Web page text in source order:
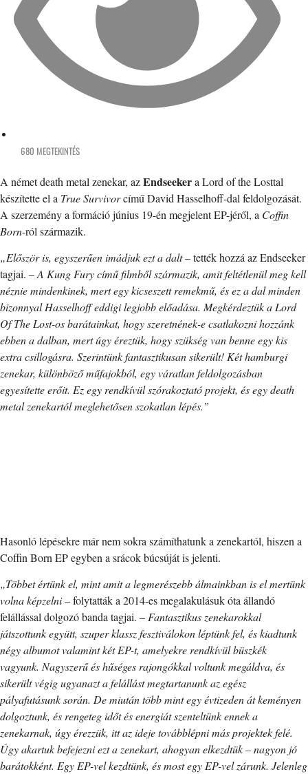
680 MEGTEKINTÉS
A német death metal zenekar, azEndseekera Lord of the Losttal
készítette el a True Survivorcímű David Hasselhoff-dal feldolgozását.
A szerzemény a formáció június 19-én megjelent EP-jéről, a Coffin
Born-ról származik.
„Először is, egyszerűen imádjuk ezt a dalt– tették hozzá az Endseeker
tagjai. –A Kung Fury című filmből származik, amit feltétlenül meg kell
néznie mindenkinek, mert egy kicseszett remekmű, és ez a dal minden
bizonnyal Hasselhoff eddigi legjobb előadása. Megkérdeztük a Lord
Of The Lost-os barátainkat, hogy szeretnének-e csatlakozni hozzánk
ebben a dalban, mert úgy éreztük, hogy szükség van benne egy kis
extra csillogásra. Szerintünk fantasztikusan sikerült! Két hamburgi
zenekar, különböző műfajokból, egy váratlan feldolgozásban
egyesítette erőit. Ez egy rendkívül szórakoztató projekt, és egy death
metal zenekartól meglehetősen szokatlan lépés.”
Hasonló lépésekre már nem sokra számíthatunk a zenekartól, hiszen a
Coffin Born EP egyben a srácok búcsúját is jelenti.
„Többet értünk el, mint amit a legmerészebb álmainkban is el mertünk
volna képzelni– folytatták a 2014-es megalakulásuk óta állandó
felállással dolgozó banda tagjai. – Fantasztikus zenekarokkal
játszottunk együtt, szuper klassz fesztiválokon léptünk fel, és kiadtunk
négy albumot valamint két EP-t, amelyekre rendkívül büszkék
vagyunk. Nagyszerű és hűséges rajongókkal voltunk megáldva, és
sikerült végig ugyanazt a felállást megtartanunk az egész
pályafutásunk során. De miután több mint egy évtizeden át keményen
dolgoztunk, és rengeteg időt és energiát szenteltünk ennek a
zenekarnak, úgy érezzük, itt az ideje továbblépni más projektek felé.
Úgy akartuk befejezni ezt a zenekart, ahogyan elkezdtük – nagyon jó
barátokként. Egy EP-vel kezdtünk, és most egy EP-vel zárunk. Jelenleg